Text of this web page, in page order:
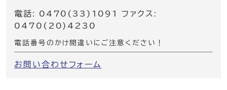
電話: 0470(33)1091 ファクス:
0470(20)4230
電話番号のかけ間違いにご注意ください！
お問い合わせフォーム